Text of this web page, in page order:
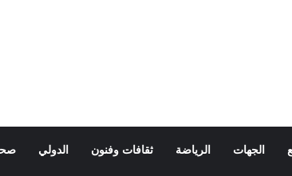
الجهات الرياضة ثقافات وفنون الدولي